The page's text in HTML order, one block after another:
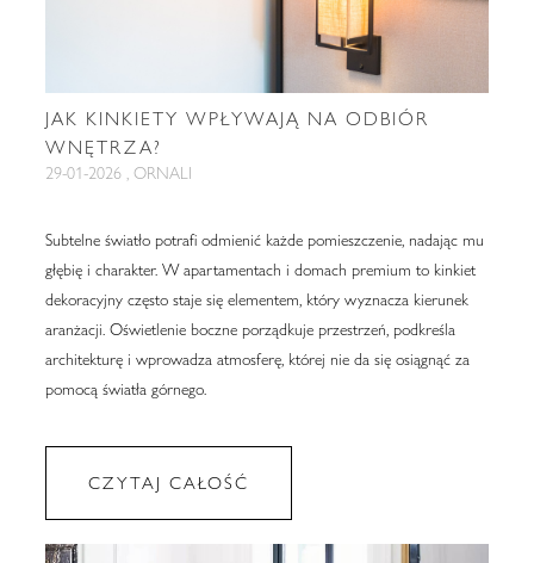
JAK KINKIETY WPŁYWAJĄ NA ODBIÓR
WNĘTRZA?
29-01-2026 , ORNALI
Subtelne światło potrafi odmienić każde pomieszczenie, nadając mu
głębię i charakter. W apartamentach i domach premium to kinkiet
dekoracyjny często staje się elementem, który wyznacza kierunek
aranżacji. Oświetlenie boczne porządkuje przestrzeń, podkreśla
architekturę i wprowadza atmosferę, której nie da się osiągnąć za
pomocą światła górnego.
CZYTAJ CAŁOŚĆ